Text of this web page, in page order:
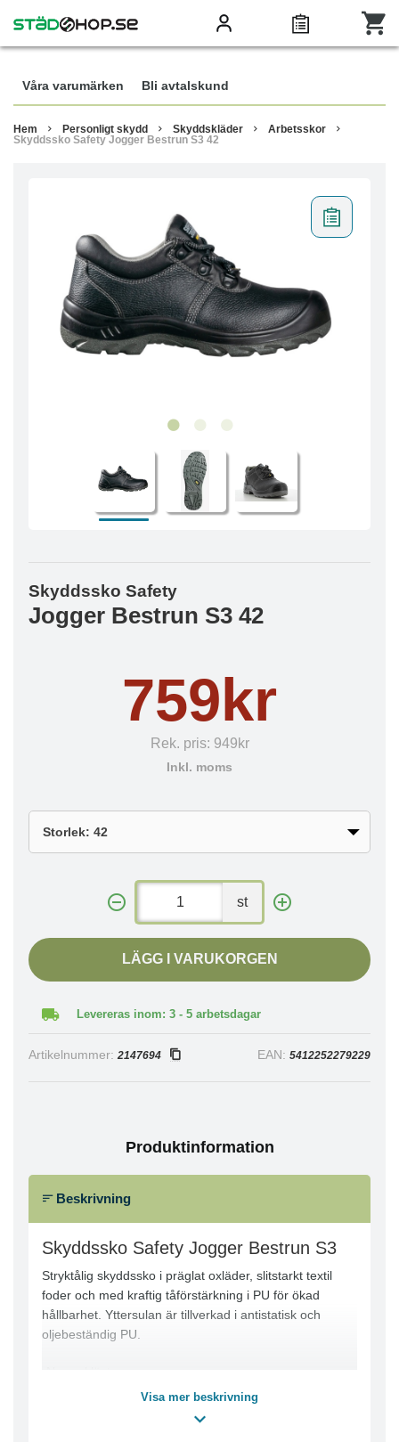
Våra varumärken Bli avtalskund
Hem Personligt skydd Skyddskläder
Arbetsskor
Skyddssko Safety Jogger Bestrun S3 42
Skyddssko Safety
Jogger Bestrun S3 42
759kr
Rek. pris: 949kr
Inkl. moms
st
LÄGG I VARUKORGEN
Levereras inom: 3 - 5 arbetsdagar
Artikelnummer: 2147694 EAN: 5412252279229
Produktinformation
Beskrivning
Skyddssko Safety Jogger Bestrun S3
Stryktålig skyddssko i präglat oxläder, slitstarkt textil
foder och med kraftig tåförstärkning i PU för ökad
hållbarhet. Yttersulan är tillverkad i antistatisk och
oljebeständig PU.
-Ståltåhätta och spiktrampskydd i stål
Visa mer beskrivning